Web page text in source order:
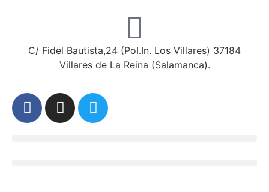
C/ Fidel Bautista,24 (Pol.In. Los Villares) 37184
Villares de La Reina (Salamanca).